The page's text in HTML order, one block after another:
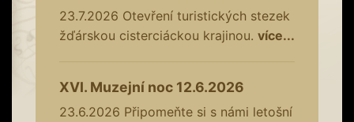
23.7.2026 Otevření turistických stezek
žďárskou cisterciáckou krajinou. více...
XVI. Muzejní noc 12.6.2026
23.6.2026 Připomeňte si s námi letošní